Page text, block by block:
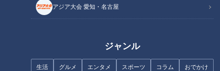
アジア大会 愛知・名古屋
ジャンル
生活 グルメ エンタメ スポーツ コラム おでかけ